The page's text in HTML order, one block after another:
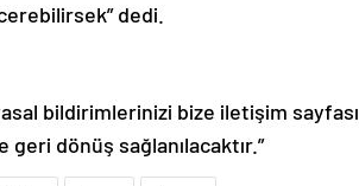
dedi.
bildirimlerinizi bize iletişim sayfası
dönüş sağlanılacaktır.”